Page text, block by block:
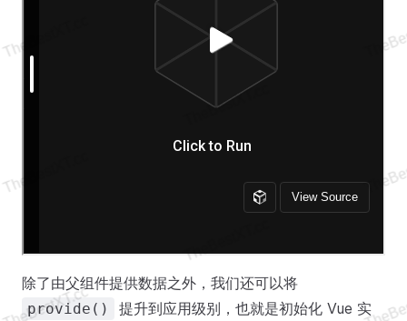
除了由父组件提供数据之外，我们还可以将
provide()
提升到应用级别，也就是初始化 Vue 实